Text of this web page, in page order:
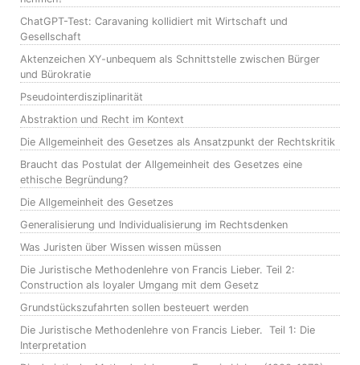
ChatGPT-Test: Caravaning kollidiert mit Wirtschaft und
Gesellschaft
Aktenzeichen XY-unbequem als Schnittstelle zwischen Bürger
und Bürokratie
Pseudointerdisziplinarität
Abstraktion und Recht im Kontext
Die Allgemeinheit des Gesetzes als Ansatzpunkt der Rechtskritik
Braucht das Postulat der Allgemeinheit des Gesetzes eine
ethische Begründung?
Die Allgemeinheit des Gesetzes
Generalisierung und Individualisierung im Rechtsdenken
Was Juristen über Wissen wissen müssen
Die Juristische Methodenlehre von Francis Lieber. Teil 2:
Construction als loyaler Umgang mit dem Gesetz
Grundstückszufahrten sollen besteuert werden
Die Juristische Methodenlehre von Francis Lieber. Teil 1: Die
Interpretation